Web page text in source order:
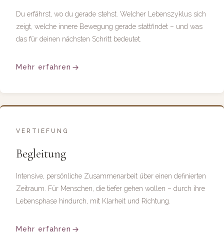
Du erfährst, wo du gerade stehst. Welcher Lebenszyklus sich
zeigt, welche innere Bewegung gerade stattfindet – und was
das für deinen nächsten Schritt bedeutet.
Mehr erfahren
VERTIEFUNG
Begleitung
Intensive, persönliche Zusammenarbeit über einen definierten
Zeitraum. Für Menschen, die tiefer gehen wollen – durch ihre
Lebensphase hindurch, mit Klarheit und Richtung.
Mehr erfahren